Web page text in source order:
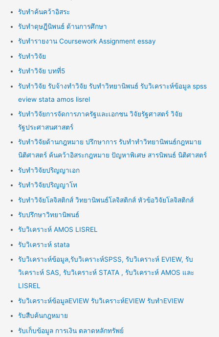
รับทำค้นคว้าอิสระ
รับทำดุษฎีนิพนธ์ ด้านการศึกษา
รับทำรายงาน Coursework Assignment essay
รับทำวิจัย
รับทำวิจัย บทที่5
รับทำวิจัย รับจ้างทำวิจัย รับทำวิทยานิพนธ์ รับวิเคราะห์ข้อมูล spss
eview stata amos lisrel
รับทำวิจัยการจัดการภาครัฐและเอกชน วิจัยรัฐศาสตร์ วิจัย
รัฐประศาสนศาสตร์
รับทำวิจัยด้านกฎหมาย ปรึกษาการ รับทำทำวิทยานิพนธ์กฎหมาย
นิติศาสตร์ ค้นคว้าอิสระกฎหมาย ปัญหาพิเศษ สารนิพนธ์ นิติศาสตร์
รับทำวิจัยปริญญาเอก
รับทำวิจัยปริญญาโท
รับทำวิจัยโลจิสติกส์ วิทยานิพนธ์โลจิสติกส์ หัวข้อวิจัยโลจิสติกส์
รับปรึกษาวิทยานิพนธ์
รับวิเคราะห์ AMOS LISREL
รับวิเคราะห์ stata
รับวิเคราะห์ข้อมูล,รับวิเคราะห์SPSS, รับวิเคราะห์ EVIEW, รับ
วิเคราะห์ SAS, รับวิเคราะห์ STATA , รับวิเคราะห์ AMOS และ
LISREL
รับวิเคราะห์ข้อมูลEVIEW รับวิเคราะห์EVIEW รับทำEVIEW
รับสืบค้นกฎหมาย
รับเก็บข้อมูล การเงิน ตลาดหลักทรัพย์